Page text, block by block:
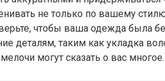
не только по вашему
чтобы ваша одежда была
деталям, таким как укладка
могут сказать о вас многое.